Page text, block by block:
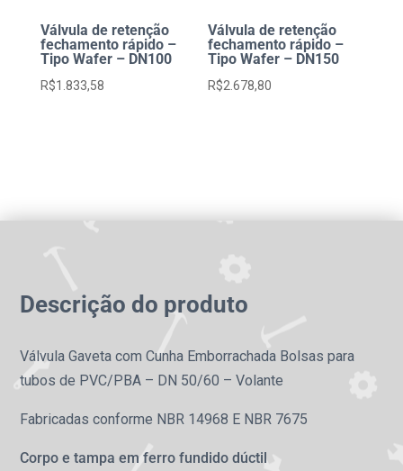
Válvula de retenção
fechamento rápido –
Tipo Wafer – DN100
R$1.833,58
Válvula de retenção
fechamento rápido –
Tipo Wafer – DN150
R$2.678,80
Descrição do produto
Válvula Gaveta com Cunha Emborrachada Bolsas para
tubos de PVC/PBA – DN 50/60 – Volante
Fabricadas conforme NBR 14968 E NBR 7675
Corpo e tampa em ferro fundido dúctil